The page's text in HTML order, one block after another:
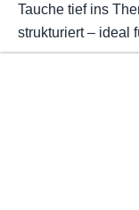
Tauche tief ins
strukturiert – ideal